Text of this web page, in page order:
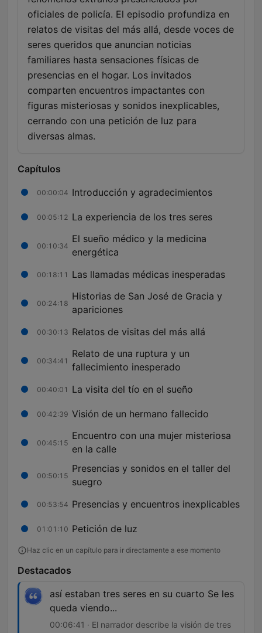
oficiales de policía. El episodio profundiza en
relatos de visitas del más allá, desde voces de
seres queridos que anuncian noticias
familiares hasta sensaciones físicas de
presencias en el hogar. Los invitados
comparten encuentros impactantes con
figuras misteriosas y sonidos inexplicables,
cerrando con una petición de luz para
diversas almas.
Capítulos
00:00:04 Introducción y agradecimientos
00:05:12 La experiencia de los tres seres
00:10:34
El sueño médico y la medicina
energética
00:18:11 Las llamadas médicas inesperadas
00:24:18
Historias de San José de Gracia y
apariciones
00:30:13 Relatos de visitas del más allá
00:34:41
Relato de una ruptura y un
fallecimiento inesperado
00:40:01 La visita del tío en el sueño
00:42:39 Visión de un hermano fallecido
00:45:15
Encuentro con una mujer misteriosa
en la calle
00:50:15
Presencias y sonidos en el taller del
suegro
00:53:54 Presencias y encuentros inexplicables
01:01:10 Petición de luz
Haz clic en un capítulo para ir directamente a ese momento
Destacados
así estaban tres seres en su cuarto Se les
queda viendo...
00:06:41 · El narrador describe la visión de tres